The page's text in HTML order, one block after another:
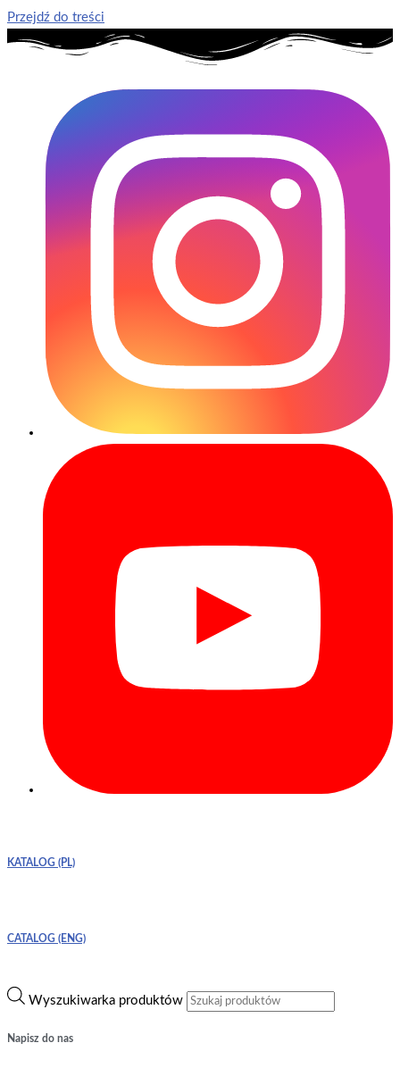
Przejdź do treści
KATALOG (PL)
CATALOG (ENG)
Wyszukiwarka produktów
Napisz do nas